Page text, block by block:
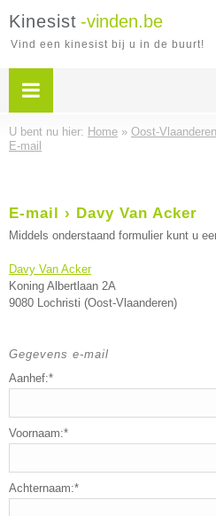
Kinesist -vinden.be
Vind een kinesist bij u in de buurt!
U bent nu hier: Home » Oost-Vlaanderen
E-mail
E-mail › Davy Van Acker
Middels onderstaand formulier kunt u
Davy Van Acker
Koning Albertlaan 2A
9080 Lochristi (Oost-Vlaanderen)
Gegevens e-mail
Aanhef:*
Voornaam:*
Achternaam:*